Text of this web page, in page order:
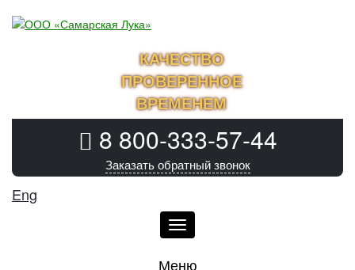
КАЧЕСТВО
ПРОВЕРЕННОЕ
ВРЕМЕНЕМ
8 800-333-57-44
Заказать обратный звонок
Eng
Меню
Меню